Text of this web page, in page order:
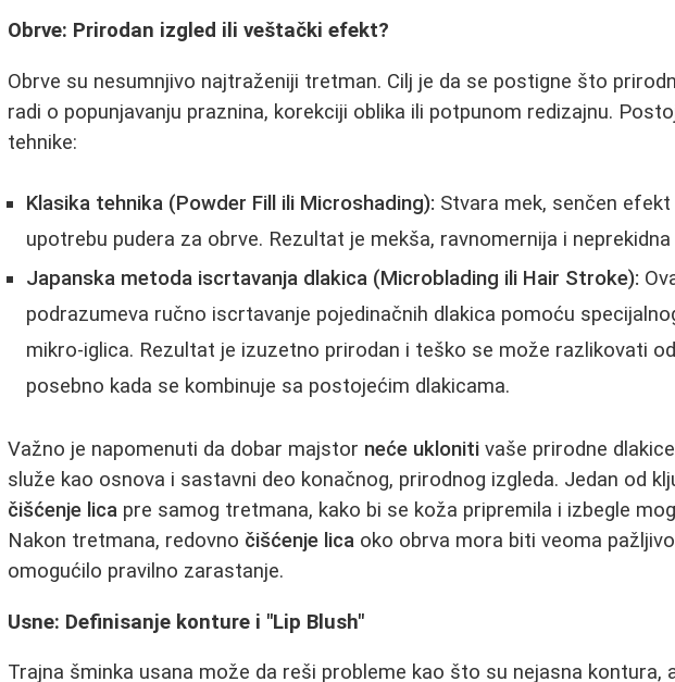
Obrve: Prirodan izgled ili veštački efekt?
Obrve su nesumnjivo najtraženiji tretman. Cilj je da se postigne što
radi o popunjavanju praznina, korekciji oblika ili potpunom redizajnu.
tehnike:
Klasika tehnika (Powder Fill ili Microshading): Stvara mek, senčen
upotrebu pudera za obrve. Rezultat je mekša, ravnomernija i neprekidna
Japanska metoda iscrtavanja dlakica (Microblading ili Hair Stroke):
podrazumeva ručno iscrtavanje pojedinačnih dlakica pomoću
mikro-iglica. Rezultat je izuzetno prirodan i teško se može razlikovati
posebno kada se kombinuje sa postojećim dlakicama.
Važno je napomenuti da dobar majstor neće ukloniti vaše prirodne
služe kao osnova i sastavni deo konačnog, prirodnog izgleda. Jedan od
čišćenje lica pre samog tretmana, kako bi se koža pripremila i izbegle
Nakon tretmana, redovno čišćenje lica oko obrva mora biti veoma
omogućilo pravilno zarastanje.
Usne: Definisanje konture i "Lip Blush"
Trajna šminka usana može da reši probleme kao što su nejasna kontura,